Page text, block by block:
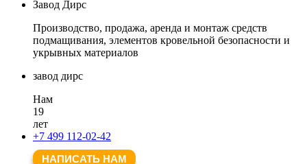
Завод Дирс
Производство, продажа, аренда и монтаж средств
подмащивания, элементов кровельной безопасности и
укрывных материалов
завод дирс
Нам
19
лет
+7 499 112-02-42
НАПИСАТЬ НАМ